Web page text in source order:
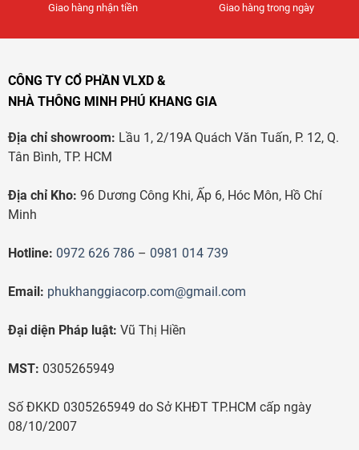
Giao hàng nhận tiền Giao hàng trong ngày
CÔNG TY CỔ PHẦN VLXD &
NHÀ THÔNG MINH PHÚ KHANG GIA
Địa chỉ showroom: Lầu 1, 2/19A Quách Văn Tuấn, P. 12, Q.
Tân Bình, TP. HCM
Địa chỉ Kho: 96 Dương Công Khi, Ấp 6, Hóc Môn, Hồ Chí
Minh
Hotline: 0972 626 786 – 0981 014 739
Email: phukhanggiacorp.com@gmail.com
Đại diện Pháp luật: Vũ Thị Hiền
MST: 0305265949
Số ĐKKD 0305265949 do Sở KHĐT TP.HCM cấp ngày
08/10/2007